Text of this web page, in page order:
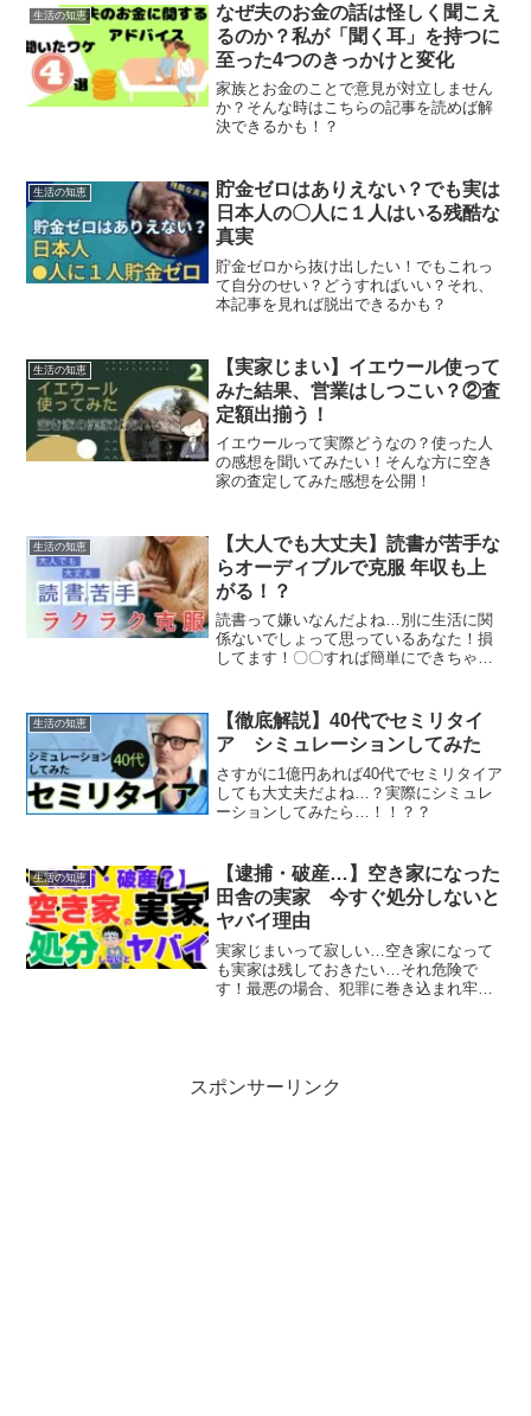
生活の知恵
なぜ夫のお金の話は怪しく聞こえ
るのか？私が「聞く耳」を持つに
至った4つのきっかけと変化
家族とお金のことで意見が対立しません
か？そんな時はこちらの記事を読めば解
決できるかも！？
生活の知恵
貯金ゼロはありえない？でも実は
日本人の〇人に１人はいる残酷な
真実
貯金ゼロから抜け出したい！でもこれっ
て自分のせい？どうすればいい？それ、
本記事を見れば脱出できるかも？
生活の知恵
【実家じまい】イエウール使って
みた結果、営業はしつこい？②査
定額出揃う！
イエウールって実際どうなの？使った人
の感想を聞いてみたい！そんな方に空き
家の査定してみた感想を公開！
生活の知恵
【大人でも大丈夫】読書が苦手な
らオーディブルで克服 年収も上
がる！？
読書って嫌いなんだよね…別に生活に関
係ないでしょって思っているあなた！損
してます！〇〇すれば簡単にできちゃう
生活の知恵
【徹底解説】40代でセミリタイ
ア シミュレーションしてみた
さすがに1億円あれば40代でセミリタイア
しても大丈夫だよね…？実際にシミュレ
ーションしてみたら…！！？？
生活の知恵
【逮捕・破産…】空き家になった
田舎の実家 今すぐ処分しないと
ヤバイ理由
実家じまいって寂しい…空き家になって
も実家は残しておきたい…それ危険で
す！最悪の場合、犯罪に巻き込まれ牢屋
スポンサーリンク